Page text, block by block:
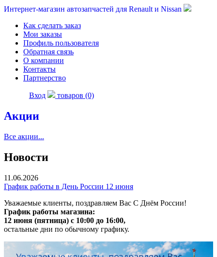
Интернет-магазин автозапчастей для Renault и Nissan
Как сделать заказ
Мои заказы
Профиль пользователя
Обратная связь
О компании
Контакты
Партнерство
Вход товаров (0)
Акции
Все акции...
Новости
11.06.2026
График работы в День России 12 июня
Уважаемые клиенты, поздравляем Вас С Днём России!
График работы магазина:
12 июня (пятница) с 10:00 до 16:00,
остальные дни по обычному графику.